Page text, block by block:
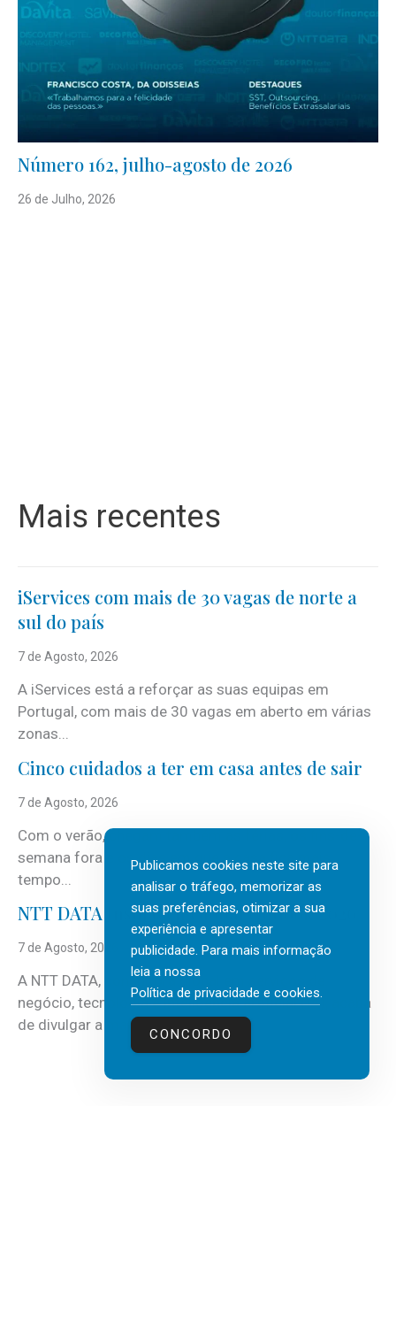
Número 162, julho-agosto de 2026
26 de Julho, 2026
Mais recentes
iServices com mais de 30 vagas de norte a
sul do país
7 de Agosto, 2026
A iServices está a reforçar as suas equipas em
Portugal, com mais de 30 vagas em aberto em várias
zonas...
Cinco cuidados a ter em casa antes de sair
7 de Agosto, 2026
Com o verão, chegam também as férias, os fins-de-
semana fora e os dias em que a casa fica mais
tempo...
NTT DATA Insurtech Global Outlook 2026
7 de Agosto, 2026
A NTT DATA, consultora global em serviços de
negócio, tecnologia e inteligência artificial (IA), acaba
de divulgar a mais recente...
Publicamos cookies neste site para
analisar o tráfego, memorizar as
suas preferências, otimizar a sua
experiência e apresentar
publicidade. Para mais informação
leia a nossa
Política de privacidade e cookies.
CONCORDO